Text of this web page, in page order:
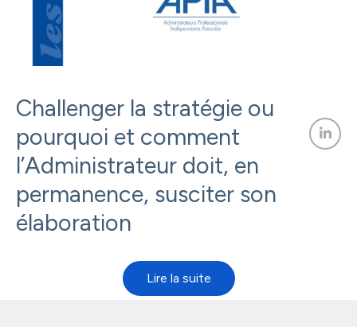
Challenger la stratégie ou
pourquoi et comment
l’Administrateur doit, en
permanence, susciter son
élaboration